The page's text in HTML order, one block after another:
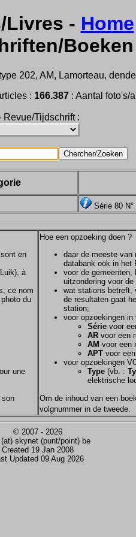
Livres - Home
Boeken
202, AM, Lamorteau,
: 166.387: Aantal foto's/
Revue/Tijdschrift :
Série 80
en
à
ce nom
du
une
son
Hoe een opzoeking doen ?
daar de meeste
databank ook in het
voor de
uitzondering voor
wat stations betreft,
de resultaten gaat
station;
voor opzoekingen in
Série voor
AR voor een
AM voor een
APT voor
voor opzoekingen
Type (vb. :
elektrische
Om de inhoud van een
volgnummer in de tweede.
© 2007 - 2026
(at) skynet (punt/point) be
Created 19 Jan 2008
Updated 09 Aug 2026